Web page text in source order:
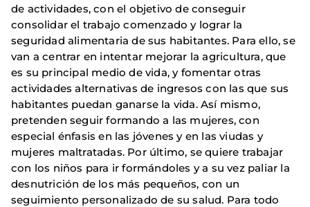
de actividades, con el objetivo de conseguir
consolidar el trabajo comenzado y lograr la
seguridad alimentaria de sus habitantes. Para ello, se
van a centrar en intentar mejorar la agricultura, que
es su principal medio de vida, y fomentar otras
actividades alternativas de ingresos con las que sus
habitantes puedan ganarse la vida. Así mismo,
pretenden seguir formando a las mujeres, con
especial énfasis en las jóvenes y en las viudas y
mujeres maltratadas. Por último, se quiere trabajar
con los niños para ir formándoles y a su vez paliar la
desnutrición de los más pequeños, con un
seguimiento personalizado de su salud. Para todo